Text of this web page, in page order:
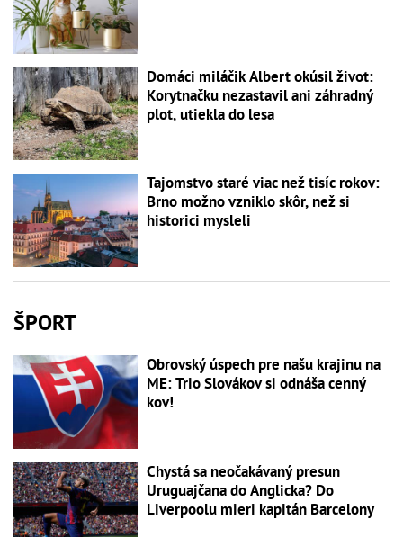
Domáci miláčik Albert okúsil život:
Korytnačku nezastavil ani záhradný
plot, utiekla do lesa
Tajomstvo staré viac než tisíc rokov:
Brno možno vzniklo skôr, než si
historici mysleli
ŠPORT
Obrovský úspech pre našu krajinu na
ME: Trio Slovákov si odnáša cenný
kov!
Chystá sa neočakávaný presun
Uruguajčana do Anglicka? Do
Liverpoolu mieri kapitán Barcelony